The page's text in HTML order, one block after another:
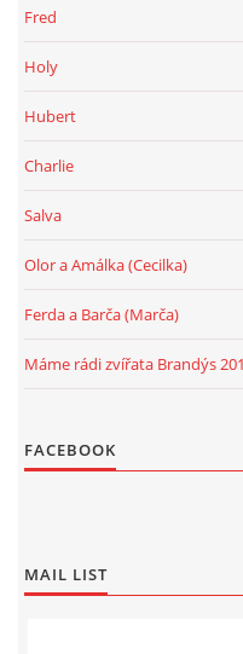
Fred
Holy
Hubert
Charlie
Salva
Olor a Amálka (Cecilka)
Ferda a Barča (Marča)
Máme rádi zvířata Brandýs
FACEBOOK
MAIL LIST